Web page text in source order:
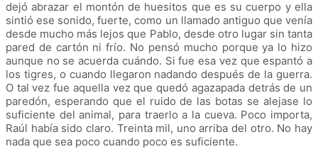
dejó abrazar el montón de huesitos que es su cuerpo y ella
sintió ese sonido, fuerte, como un llamado antiguo que venía
desde mucho más lejos que Pablo, desde otro lugar sin tanta
pared de cartón ni frío. No pensó mucho porque ya lo hizo
aunque no se acuerda cuándo. Si fue esa vez que espantó a
los tigres, o cuando llegaron nadando después de la guerra.
O tal vez fue aquella vez que quedó agazapada detrás de un
paredón, esperando que el ruido de las botas se alejase lo
suficiente del animal, para traerlo a la cueva. Poco importa,
Raúl había sido claro. Treinta mil, uno arriba del otro. No hay
nada que sea poco cuando poco es suficiente.